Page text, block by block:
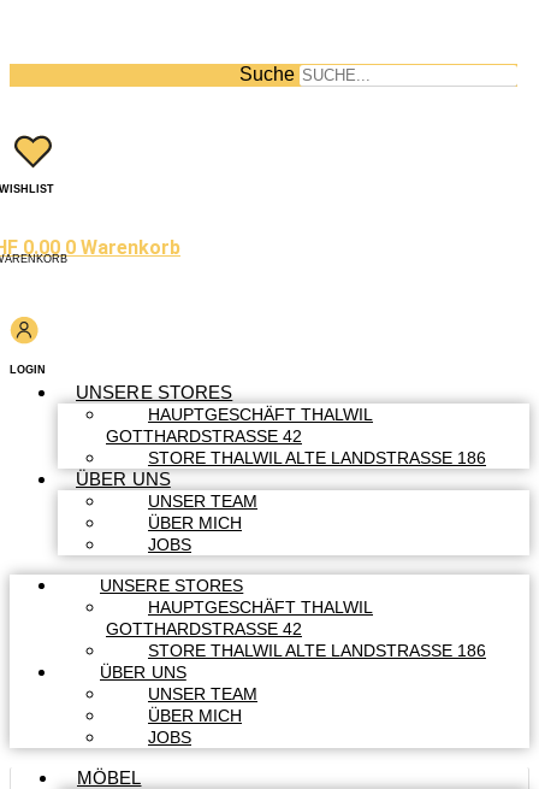
Suche
WISHLIST
0.00 0 Warenkorb
LOGIN
UNSERE STORES
HAUPTGESCHÄFT THALWIL
GOTTHARDSTRASSE 42
STORE THALWIL ALTE LANDSTRASSE 186
ÜBER UNS
UNSER TEAM
ÜBER MICH
JOBS
UNSERE STORES
HAUPTGESCHÄFT THALWIL
GOTTHARDSTRASSE 42
STORE THALWIL ALTE LANDSTRASSE 186
ÜBER UNS
UNSER TEAM
ÜBER MICH
JOBS
MÖBEL